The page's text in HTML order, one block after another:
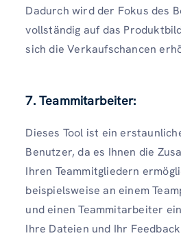
Dadurch wird der Fokus des
vollständig auf das
sich die Verkaufschancen
7. Teammitarbeiter:
Dieses Tool ist ein
Benutzer, da es Ihnen die
Ihren Teammitgliedern
beispielsweise an einem
und einen Teammitarbeiter
Ihre Dateien und Ihr